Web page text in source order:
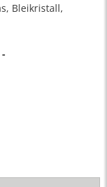
Bleikristall,